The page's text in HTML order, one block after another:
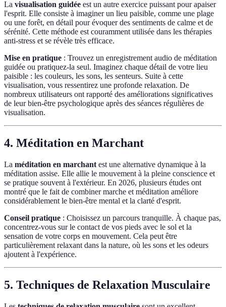
La visualisation guidée est un autre exercice puissant pour apaiser
l'esprit. Elle consiste à imaginer un lieu paisible, comme une plage
ou une forêt, en détail pour évoquer des sentiments de calme et de
sérénité. Cette méthode est couramment utilisée dans les thérapies
anti-stress et se révèle très efficace.
Mise en pratique : Trouvez un enregistrement audio de méditation
guidée ou pratiquez-la seul. Imaginez chaque détail de votre lieu
paisible : les couleurs, les sons, les senteurs. Suite à cette
visualisation, vous ressentirez une profonde relaxation. De
nombreux utilisateurs ont rapporté des améliorations significatives
de leur bien-être psychologique après des séances régulières de
visualisation.
4. Méditation en Marchant
La méditation en marchant est une alternative dynamique à la
méditation assise. Elle allie le mouvement à la pleine conscience et
se pratique souvent à l'extérieur. En 2026, plusieurs études ont
montré que le fait de combiner marche et méditation améliore
considérablement le bien-être mental et la clarté d'esprit.
Conseil pratique : Choisissez un parcours tranquille. À chaque pas,
concentrez-vous sur le contact de vos pieds avec le sol et la
sensation de votre corps en mouvement. Cela peut être
particulièrement relaxant dans la nature, où les sons et les odeurs
ajoutent à l'expérience.
5. Techniques de Relaxation Musculaire